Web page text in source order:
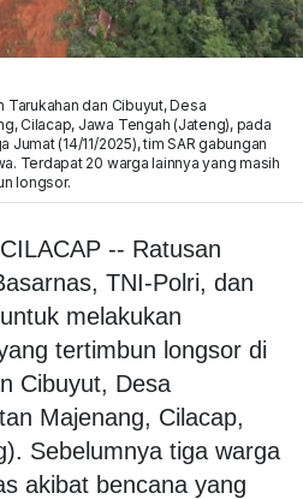
dan Cibuyut, Desa
Cilacap, Jawa Tengah (Jateng), pada
Jumat (14/11/2025), tim SAR gabungan
Terdapat 20 warga lainnya yang masih
longsor.
-- Ratusan
TNI-Polri, dan
melakukan
tertimbun longsor di
Cibuyut, Desa
Majenang, Cilacap,
Sebelumnya tiga warga
akibat bencana yang